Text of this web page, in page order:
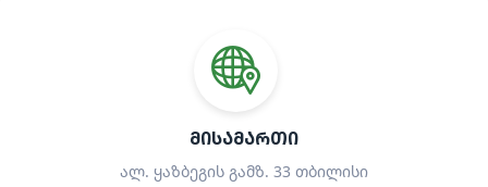
ᲛᲘᲡᲐᲛᲐᲠᲗᲘ
ალ. ყაზბეგის გამზ. 33 თბილისი